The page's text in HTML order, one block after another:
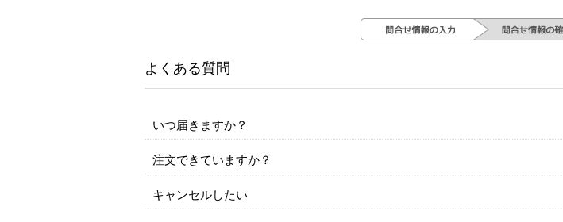
よくある質問
いつ届きますか？
注文できていますか？
キャンセルしたい